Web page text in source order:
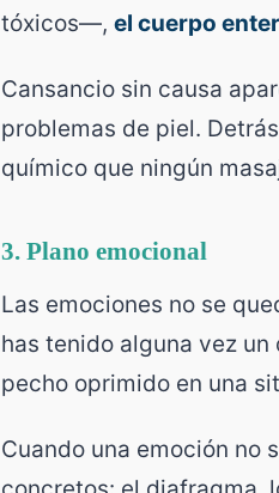
tóxicos—, el cuerpo
Cansancio sin causa
problemas de piel.
químico que ningún
3. Plano emocional
Las emociones no se
has tenido alguna vez
pecho oprimido en una
Cuando una emoción no